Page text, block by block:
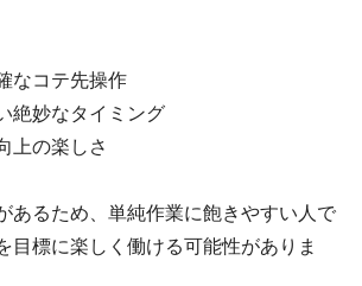
なコテ先操作
絶妙なタイミング
上の楽しさ
あるため、単純作業に飽きやすい人で
目標に楽しく働ける可能性がありま